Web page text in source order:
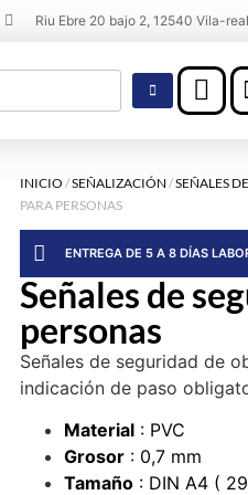
Riu Ebre 20 bajo 2, 12540 Vila-
INICIO /SEÑALIZACIÓN /SEÑALES
PARA PERSONAS
ENTREGA DE 5 A 8 DÍAS
Señales de
personas
Señales de seguridad de
indicación de paso
Material: PVC
Grosor: 0,7 mm
Tamaño: DIN A4 (